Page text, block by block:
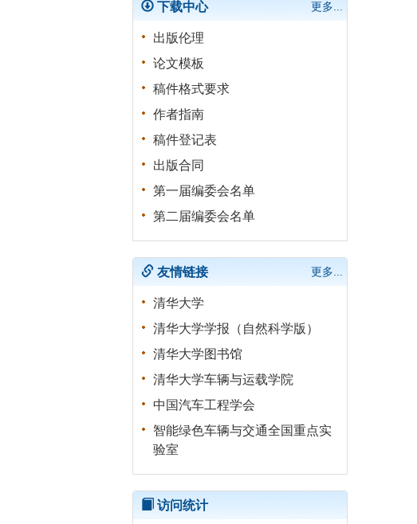
袁秋奇, 刘瑜, 李君鸿, 李可维,
李建宇, 曾卓然, 肖志, 何聪
下载中心 更多...
出版伦理
论文模板
稿件格式要求
作者指南
稿件登记表
出版合同
第一届编委会名单
第二届编委会名单
友情链接 更多...
清华大学
清华大学学报（自然科学版）
清华大学图书馆
清华大学车辆与运载学院
中国汽车工程学会
智能绿色车辆与交通全国重点实
验室
访问统计